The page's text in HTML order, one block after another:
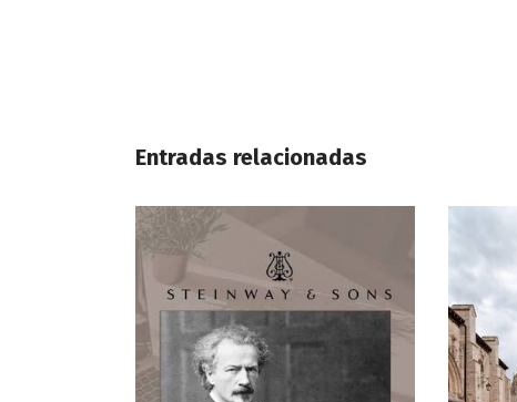
Entradas relacionadas